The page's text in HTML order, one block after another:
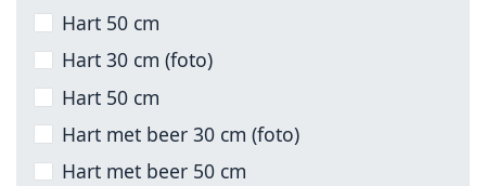
Hart 50 cm
Hart 30 cm (foto)
Hart 50 cm
Hart met beer 30 cm (foto)
Hart met beer 50 cm